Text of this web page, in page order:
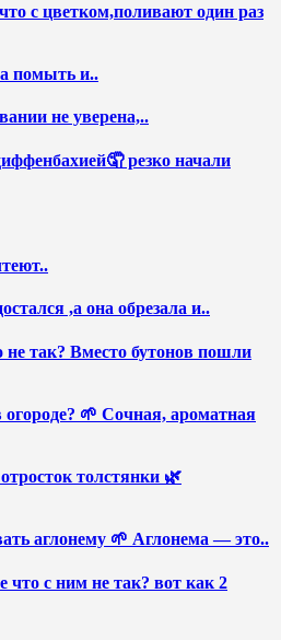
с цветком,поливают один раз
помыть и..
не уверена,..
резко начали
,а она обрезала и..
так? Вместо бутонов пошли
🌱 Сочная, ароматная
толстянки 🌿
аглонему 🌱 Аглонема — это..
что с ним не так? вот как 2